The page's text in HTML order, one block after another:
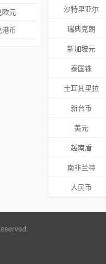
元
币
沙特里亚尔
瑞典克朗
新加坡元
泰国铢
土耳其里拉
新台币
美元
越南盾
南非兰特
人民币